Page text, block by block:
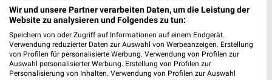
Müller Rossmann
Wir und unsere Partner verarbeiten Daten, um die Leistung der
Website zu analysieren und Folgendes zu tun:
Speichern von oder Zugriff auf Informationen auf einem Endgerät.
Verwendung reduzierter Daten zur Auswahl von Werbeanzeigen. Erstellung
von Profilen für personalisierte Werbung. Verwendung von Profilen zur
Auswahl personalisierter Werbung. Erstellung von Profilen zur
Personalisierung von Inhalten. Verwendung von Profilen zur Auswahl